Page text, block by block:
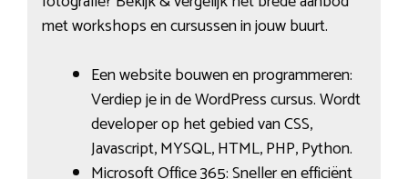
met workshops en cursussen in jouw buurt.
Een website bouwen en programmeren:
Verdiep je in de WordPress cursus. Wordt
developer op het gebied van CSS,
Javascript, MYSQL, HTML, PHP, Python.